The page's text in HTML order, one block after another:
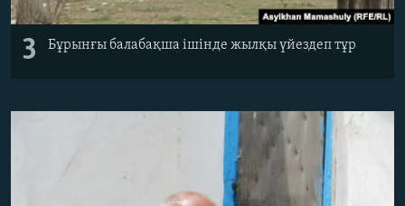
3 Бұрынғы балабақша ішінде жылқы үйездеп тұр